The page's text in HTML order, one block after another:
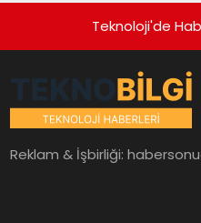
Teknoloji'de
Reklam & İşbirliği: